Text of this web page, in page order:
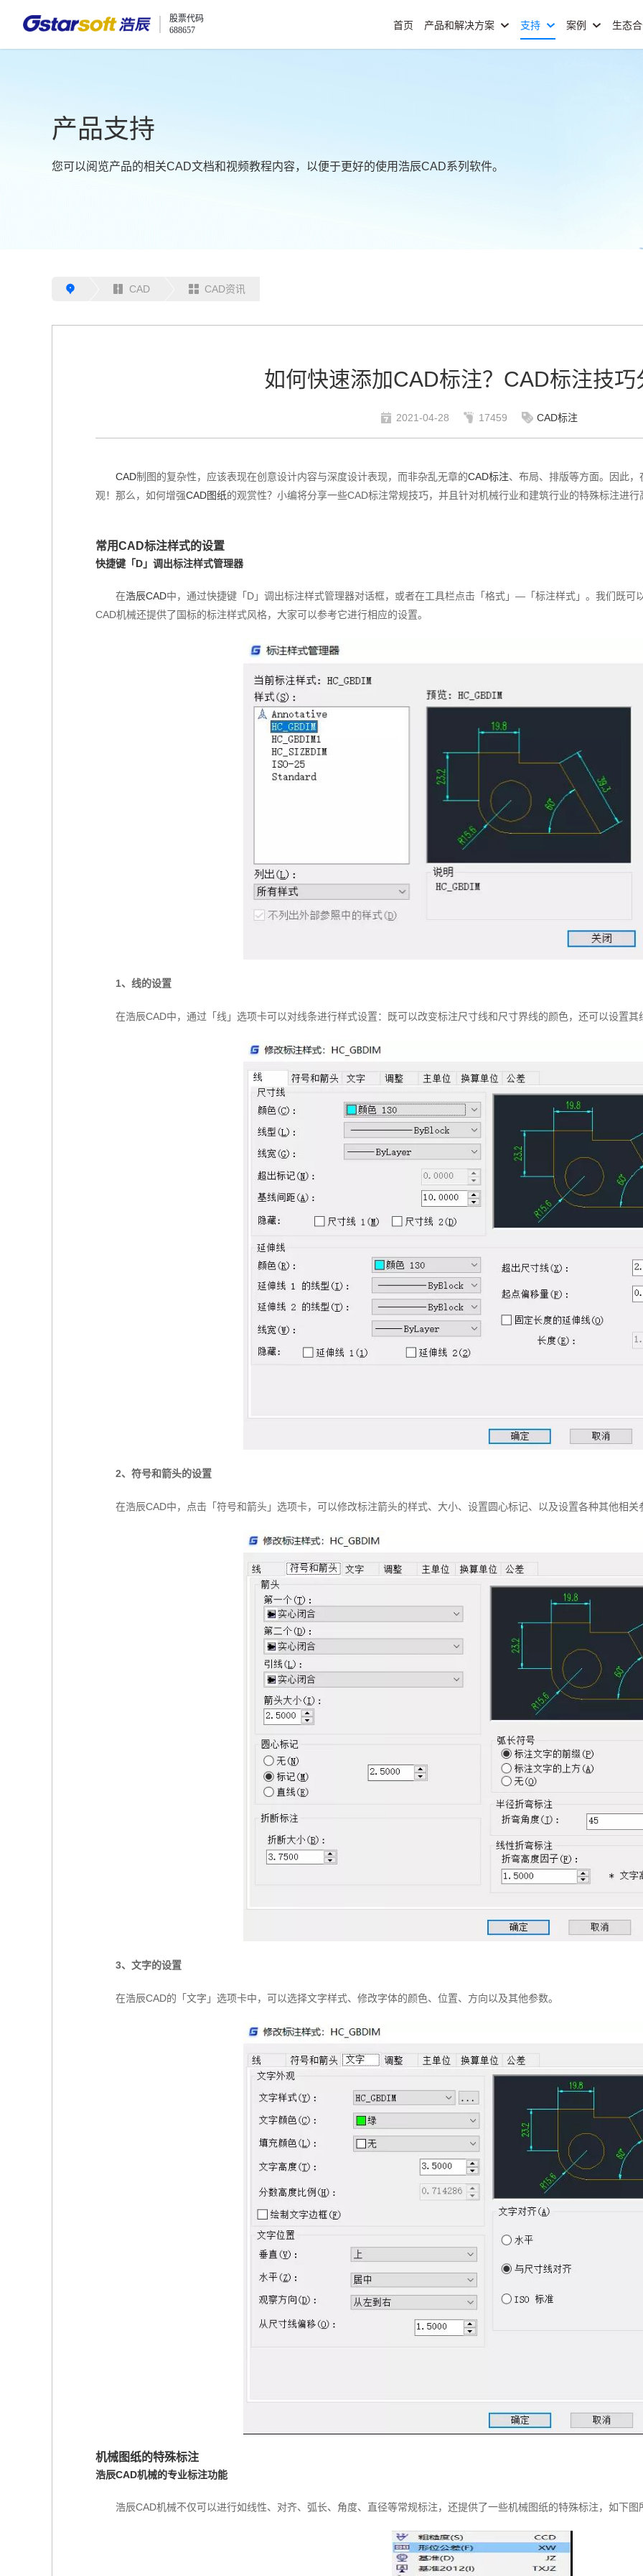
股票代码
688657
首页 产品和解决方案 支持 案例 生态
产品支持
您可以阅览产品的相关CAD文档和视频教程内容，以便于更好的使用浩辰CAD系列软件。
CAD CAD资讯
如何快速添加CAD标注？CAD标注技巧
2021-04-28 17459 CAD标注
CAD制图的复杂性，应该表现在创意设计内容与深度设计表现，而非杂乱无章的CAD标注、布局、排版等方面。因此
观！那么，如何增强CAD图纸的观赏性？小编将分享一些CAD标注常规技巧，并且针对机械行业和建筑行业的特殊标注进
常用CAD标注样式的设置
快捷键「D」调出标注样式管理器
在浩辰CAD中，通过快捷键「D」调出标注样式管理器对话框，或者在工具栏点击「格式」—「标注样式」。我们既可
CAD机械还提供了国标的标注样式风格，大家可以参考它进行相应的设置。
1、线的设置
在浩辰CAD中，通过「线」选项卡可以对线条进行样式设置：既可以改变标注尺寸线和尺寸界线的颜色，还可以设置其
2、符号和箭头的设置
在浩辰CAD中，点击「符号和箭头」选项卡，可以修改标注箭头的样式、大小、设置圆心标记、以及设置各种其他相关
3、文字的设置
在浩辰CAD的「文字」选项卡中，可以选择文字样式、修改字体的颜色、位置、方向以及其他参数。
机械图纸的特殊标注
浩辰CAD机械的专业标注功能
浩辰CAD机械不仅可以进行如线性、对齐、弧长、角度、直径等常规标注，还提供了一些机械图纸的特殊标注，如下图